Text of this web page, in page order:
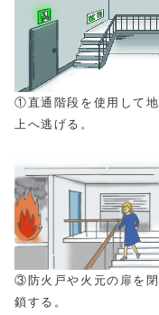
①直通階段を使用して地
上へ逃げる。
③防火戸や火元の扉を閉
鎖する。